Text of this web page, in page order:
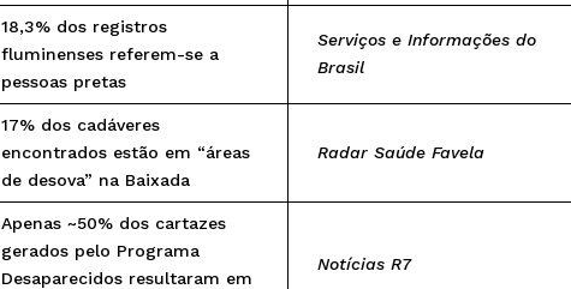
18,3% dos registros
fluminenses referem-se a
pessoas pretas
Serviços e Informações do
Brasil
17% dos cadáveres
encontrados estão em “áreas
de desova” na Baixada
Radar Saúde Favela
Apenas ~50% dos cartazes
gerados pelo Programa
Desaparecidos resultaram em
Notícias R7